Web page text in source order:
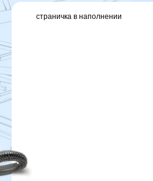
страничка в наполнении